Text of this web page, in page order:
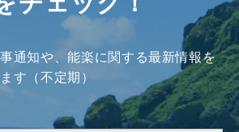
通知や、能楽に関する最新情報を
す（不定期）